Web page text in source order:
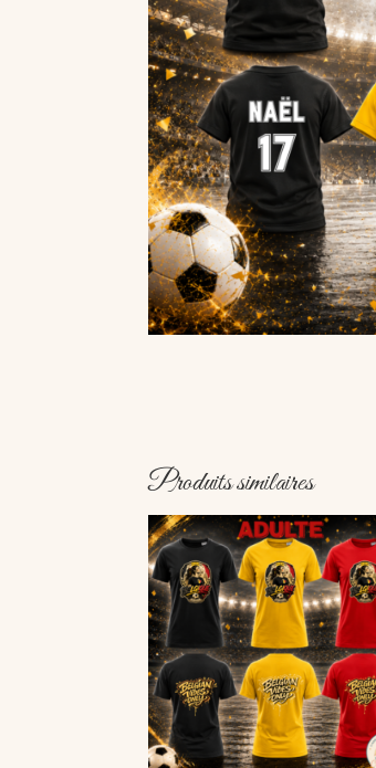
Produits similaires